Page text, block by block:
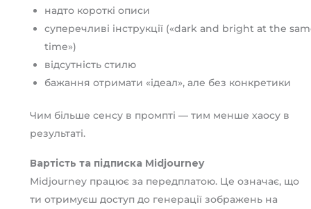
надто короткі описи
суперечливі інструкції («dark and bright at the
time»)
відсутність стилю
бажання отримати «ідеал», але без конкретики
Чим більше сенсу в промпті — тим менше хаосу в
результаті.
Вартість та підписка Midjourney
Midjourney працює за передплатою. Це означає, що
ти отримуєш доступ до генерації зображень на